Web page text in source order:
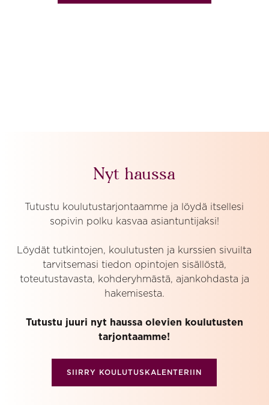
Nyt haussa
Tutustu koulutustarjontaamme ja löydä itsellesi
sopivin polku kasvaa asiantuntijaksi!
Löydät tutkintojen, koulutusten ja kurssien sivuilta
tarvitsemasi tiedon opintojen sisällöstä,
toteutustavasta, kohderyhmästä, ajankohdasta ja
hakemisesta.
Tutustu juuri nyt haussa olevien koulutusten
tarjontaamme!
SIIRRY KOULUTUSKALENTERIIN